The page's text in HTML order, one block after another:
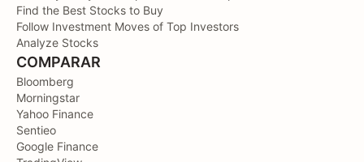
Find the Best Stocks to Buy
Follow Investment Moves of Top Investors
Analyze Stocks
COMPARAR
Bloomberg
Morningstar
Yahoo Finance
Sentieo
Google Finance